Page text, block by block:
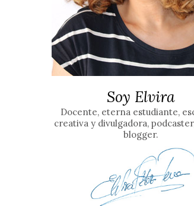
Soy Elvira
Docente, eterna estudiante,
creativa y divulgadora,
blogger.